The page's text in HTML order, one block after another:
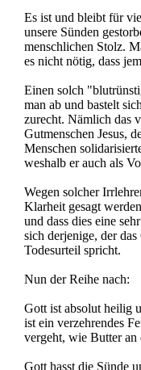
Es ist und bleibt für
unsere Sünden
menschlichen Stolz.
es nicht nötig, dass
Einen solch
man ab und bastelt
zurecht. Nämlich das
Gutmenschen Jesus,
Menschen
weshalb er auch als
Wegen solcher
Klarheit gesagt
und dass dies eine
sich derjenige, der
Todesurteil spricht.
Nun der Reihe nach:
Gott ist absolut heilig
ist ein verzehrendes
vergeht, wie Butter an
Gott hasst die Sünde